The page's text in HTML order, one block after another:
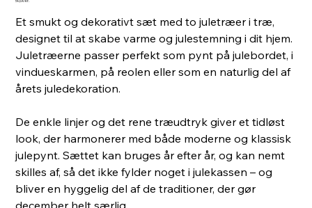
Et smukt og dekorativt sæt med to juletræer i træ,
designet til at skabe varme og julestemning i dit hjem.
Juletræerne passer perfekt som pynt på julebordet, i
vindueskarmen, på reolen eller som en naturlig del af
årets juledekoration.
De enkle linjer og det rene træudtryk giver et tidløst
look, der harmonerer med både moderne og klassisk
julepynt. Sættet kan bruges år efter år, og kan nemt
skilles af, så det ikke fylder noget i julekassen – og
bliver en hyggelig del af de traditioner, der gør